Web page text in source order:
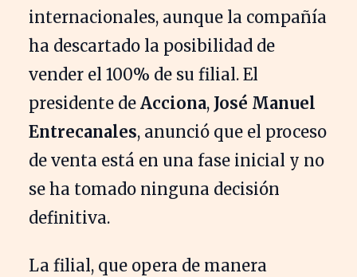
internacionales, aunque la compañía
ha descartado la posibilidad de
vender el 100% de su filial. El
presidente de Acciona, José Manuel
Entrecanales, anunció que el proceso
de venta está en una fase inicial y no
se ha tomado ninguna decisión
definitiva.
La filial, que opera de manera